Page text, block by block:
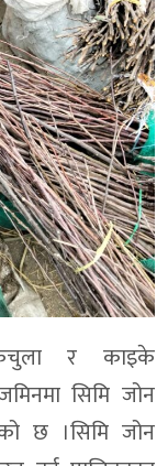
र काइके
सिमि जोन
छ ।सिमि जोन